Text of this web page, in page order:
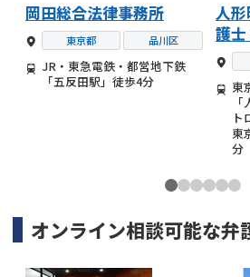
岡田総合法律事務所
東京都 品川区
JR・東急電鉄・都営地下鉄
「五反田駅」徒歩4分
人
護
東
ト
東
分
オンライン相談可能な弁